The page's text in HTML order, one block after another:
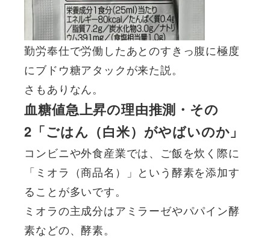
勤労奉仕で労働したあとのすきっ腹に極度
にブドウ糖アタックが来た説。
さもありなん。
血糖値急上昇の理由推測・その
2「ごはん（白米）がやばいのか」
コンビニや外食産業では、ご飯を炊く際に
「ミオラ（商品名）」という酵素を添加す
ることが多いです。
ミオラの主成分はアミラーゼやパパイン酵
素などの、酵素。